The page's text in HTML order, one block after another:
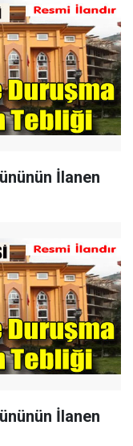
İlanen
İlanen